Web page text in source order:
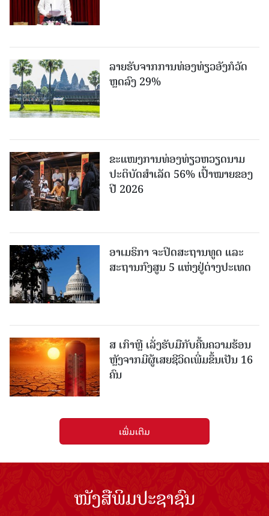
ລາຍຮັບຈາກການທ່ອງທ່ຽວອັງກໍວັດ
ຫຼດລົງ 29%
ຂະ​ແໜງ​ການ​ທ່ອງ​ທ່ຽວຫວຽດນາມ ​
ປະ​ຕິ​ບັດ​ສຳ​ເລັດ 56% ເປົ້າ​ໝາຍຂອງ
ປີ 2026
ອາເມຣິກາ ຈະປິດສະຖານທູດ ແ​ລະ
ສະຖານກົງສູນ 5 ແຫ່ງ​ຢູ່​ຕ່າງ​ປະ​ເທດ
ສ ເກົາຫຼີ ເລັ່ງຮັບມືກັບຄື້ນຄວາມຮ້ອນ
ຫຼັງຈາກມີຜູ້ເສຍຊີວິດເພີ່ມຂຶ້ນເປັນ 16
ຄົນ
ເພີ່ມເຕີມ
ໜັງສືພິມປະຊາຊົນ